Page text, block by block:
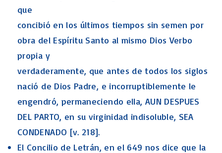
que
concibió en los últimos tiempos sin semen por
obra del Espíritu Santo al mismo Dios Verbo
propia y
verdaderamente, que antes de todos los siglos
nació de Dios Padre, e incorruptiblemente le
engendró, permaneciendo ella, AUN DESPUES
DEL PARTO, en su virginidad indisoluble, SEA
CONDENADO [v. 218].
El Concilio de Letrán, en el 649 nos dice que la